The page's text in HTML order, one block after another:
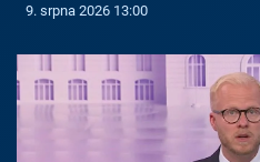
9. srpna 2026 13:00